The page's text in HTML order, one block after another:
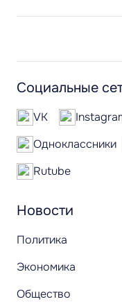
Новости
Политика
Экономика
Общество
Социальные
VK
Одноклассники
Rutube